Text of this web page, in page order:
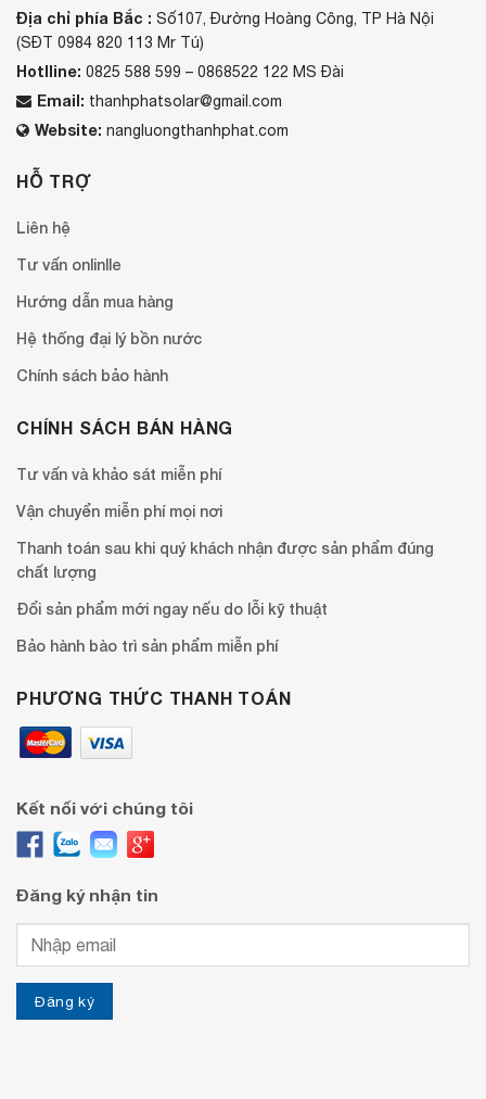
Địa chỉ phía Bắc : Số107, Đường Hoàng Công, TP Hà Nội
(SĐT 0984 820 113 Mr Tú)
Hotlline: 0825 588 599 – 0868522 122 MS Đài
Email: thanhphatsolar@gmail.com
Website: nangluongthanhphat.com
HỖ TRỢ
Liên hệ
Tư vấn onlinlle
Hướng dẫn mua hàng
Hệ thống đại lý bồn nước
Chính sách bảo hành
CHÍNH SÁCH BÁN HÀNG
Tư vấn và khảo sát miễn phí
Vận chuyển miễn phí mọi nơi
Thanh toán sau khi quý khách nhận được sản phẩm đúng
chất lượng
Đổi sản phẩm mới ngay nếu do lỗi kỹ thuật
Bảo hành bào trì sản phẩm miễn phí
PHƯƠNG THỨC THANH TOÁN
Kết nối với chúng tôi
Đăng ký nhận tin